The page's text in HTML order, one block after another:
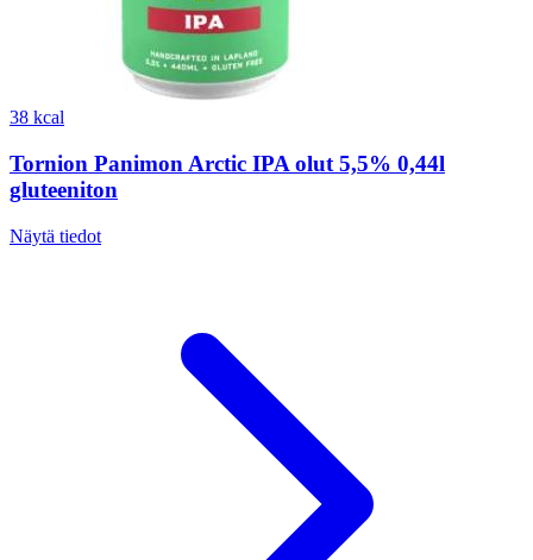
38 kcal
Tornion Panimon Arctic IPA olut 5,5% 0,44l
gluteeniton
Näytä tiedot